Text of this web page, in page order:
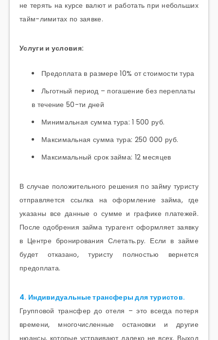
не терять на курсе валют и работать при небольших
тайм-лимитах по заявке.
Услуги и условия:
Предоплата в размере 10% от стоимости тура
Льготный период – погашение без переплаты
в течение 50-ти дней
Минимальная сумма тура: 1 500 руб.
Максимальная сумма тура: 250 000 руб.
Максимальный срок займа: 12 месяцев
В случае положительного решения по займу туристу
отправляется ссылка на оформление займа, где
указаны все данные о сумме и графике платежей.
После одобрения займа турагент оформляет заявку
в Центре бронирования Слетать.ру. Если в займе
будет отказано, туристу полностью вернется
предоплата.
4. Индивидуальные трансферы для туристов.
Групповой трансфер до отеля – это всегда потеря
времени, многочисленные остановки и другие